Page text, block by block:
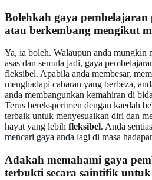
Bolehkah gaya
atau berkembang mengikut
Ya, ia boleh. Walaupun anda mungkin
asas dan semula jadi, gaya
fleksibel. Apabila anda membesar,
menghadapi cabaran yang berbeza,
anda membangunkan kemahiran di
Terus bereksperimen dengan kaedah
terbaik untuk menyesuaikan diri dan
hayat yang lebih fleksibel. Anda
mencari gaya anda lagi di masa
Adakah memahami gaya
terbukti secara saintifik